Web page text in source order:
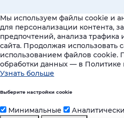
Мы используем файлы cookie и
для персонализации контента,
предпочтений, анализа трафика
сайта. Продолжая использовать
использованием файлов cookie.
обработки данных — в Политике
Узнать больше
Выберите настройки cookie
Минимальные